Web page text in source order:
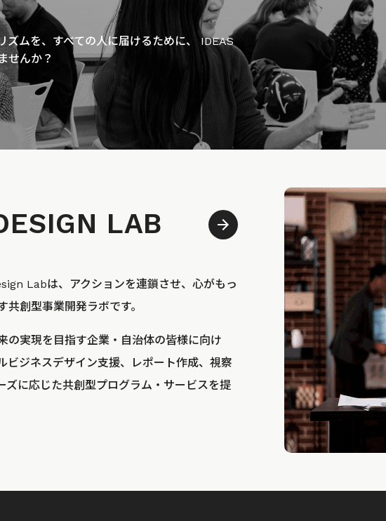
ズムを、すべての人に届けるために、 IDEAS
せんか？
LAB
Labは、アクションを連鎖させ、心がもっ
創型事業開発ラボです。
の実現を目指す企業・自治体の皆様に向け
ビジネスデザイン支援、レポート作成、視察
ズに応じた共創型プログラム・サービスを提